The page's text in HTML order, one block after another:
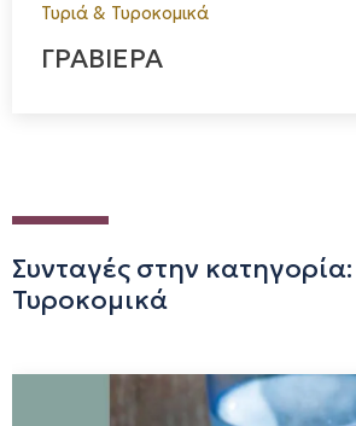
Τυριά & Τυροκομικά
ΓΡΑΒΙΕΡΑ
Συνταγές στην
Τυροκομικά